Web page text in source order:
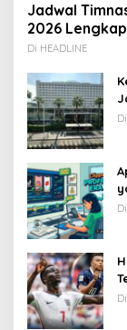
Jadwal
2026
Di HEADLINE